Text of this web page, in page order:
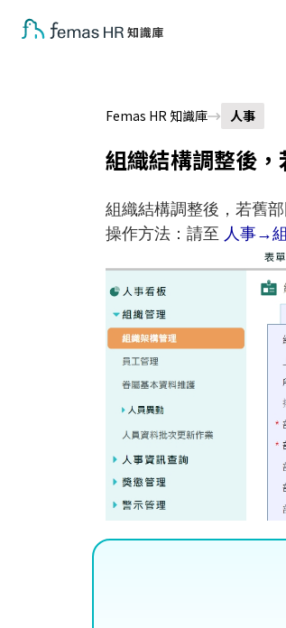
Femas HR 知識庫 人事
組織結構調整後
組織結構調整後，若舊
操作方法：請至 人事→